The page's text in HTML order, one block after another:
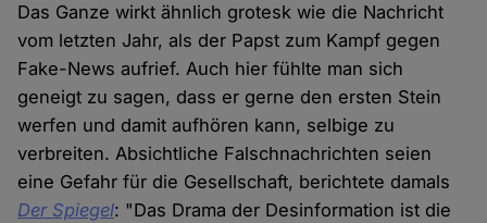
Das Ganze wirkt ähnlich grotesk wie die Nachricht
vom letzten Jahr, als der Papst zum Kampf gegen
Fake-News aufrief. Auch hier fühlte man sich
geneigt zu sagen, dass er gerne den ersten Stein
werfen und damit aufhören kann, selbige zu
verbreiten. Absichtliche Falschnachrichten seien
eine Gefahr für die Gesellschaft, berichtete damals
Der Spiegel: "Das Drama der Desinformation ist die